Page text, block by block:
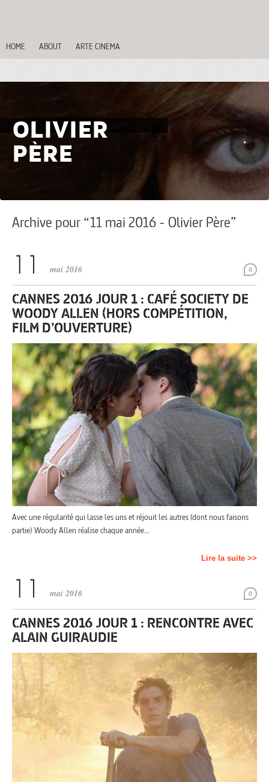
HOME ABOUT ARTE CINEMA
OLIVIER
PÈRE
Archive pour “11 mai 2016 - Olivier Père”
0
mai 2016
CANNES 2016 JOUR 1 : CAFÉ SOCIETY DE
WOODY ALLEN (HORS COMPÉTITION,
FILM D’OUVERTURE)
Avec une régularité qui lasse les uns et réjouit les autres (dont nous faisons
partie) Woody Allen réalise chaque année…
Lire la suite >>
0
mai 2016
CANNES 2016 JOUR 1 : RENCONTRE AVEC
ALAIN GUIRAUDIE